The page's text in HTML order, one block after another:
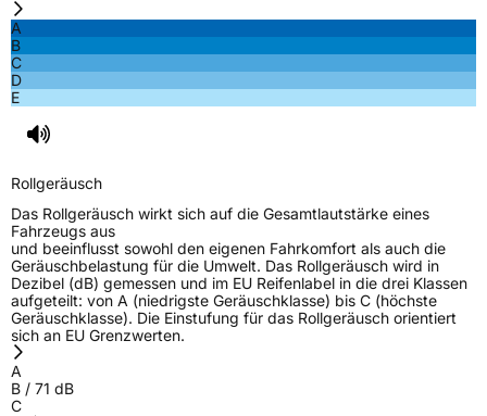
A
B
C
D
E
Rollgeräusch
Das Rollgeräusch wirkt sich auf die Gesamtlautstärke eines
Fahrzeugs aus
und beeinflusst sowohl den eigenen Fahrkomfort als auch die
Geräuschbelastung für die Umwelt. Das Rollgeräusch wird in
Dezibel (dB) gemessen und im EU Reifenlabel in die drei Klassen
aufgeteilt: von A (niedrigste Geräuschklasse) bis C (höchste
Geräuschklasse). Die Einstufung für das Rollgeräusch orientiert
sich an EU Grenzwerten.
A
B / 71 dB
C